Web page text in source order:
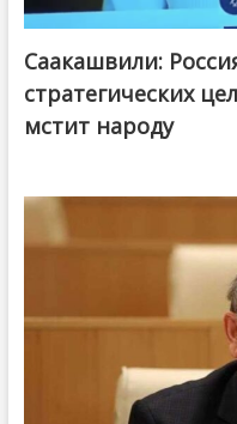
Саакашвили:
стратегических
мстит народу